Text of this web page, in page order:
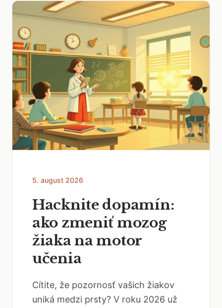
5. august 2026
Hacknite dopamín:
ako zmeniť mozog
žiaka na motor
učenia
Cítite, že pozornosť vašich žiakov
uniká medzi prsty? V roku 2026 už